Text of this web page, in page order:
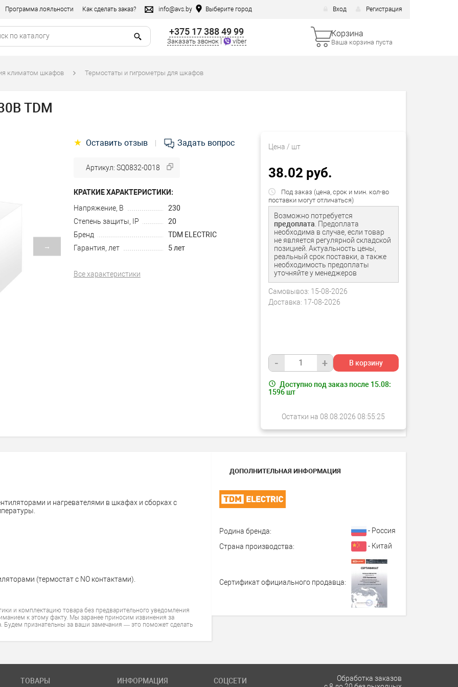
Программа лояльности Как сделать заказ? info@avs.by Выберите город Вход Регистрация
+375 17 388 49 99
Заказать звонок viber
Корзина
Ваша корзина пуста
климатом шкафов Термостаты и гигрометры для шкафов
TDM
→
Цена / шт
38.02 руб.
Под заказ (цена, срок и мин. кол-во
поставки могут отличаться)
Возможно потребуется
предоплата . Предоплата
необходима в случае, если товар
не является регулярной складской
позицией. Актуальность цены,
реальный срок поставки, а также
необходимость предоплаты
уточняйте у менеджеров
Самовывоз: 15-08-2026
Доставка: 17-08-2026
- + В корзину
Доступно под заказ после 15.08:
1596шт
Остатки на 08.08.2026 08:55:25
★ Оставить отзыв Задать вопрос
Артикул: SQ0832-0018
КРАТКИЕ ХАРАКТЕРИСТИКИ:
Напряжение, В
230
Степень защиты, IP
20
Бренд
TDM ELECTRIC
Гарантия, лет
5 лет
Все характеристики
и нагревателями в шкафах и сборках с
(термостат с NО контактами).
и комплектацию товара без предварительного уведомления
к этому факту. Мы заранее приносим извинения за
признательны за ваши замечания — это поможет сделать
ДОПОЛНИТЕЛЬНАЯ ИНФОРМАЦИЯ
Родина бренда:
- Россия
Страна производства:
- Китай
Сертификат официального продавца:
ТОВАРЫ ИНФОРМАЦИЯ СОЦСЕТИ
Обработка заказов